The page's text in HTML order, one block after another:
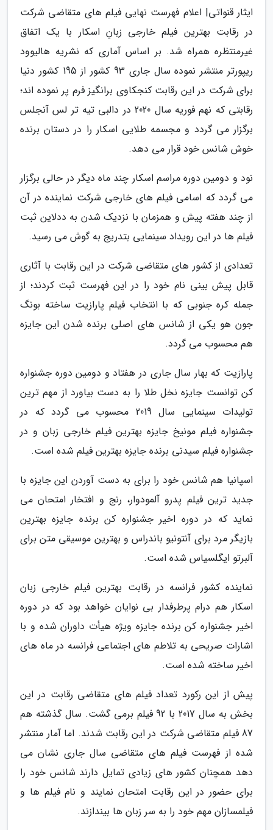
ایثار قنواتی| اعلام فهرست نهایی فیلم های متقاضی شرکت
در رقابت بهترین فیلم خارجی زبانِ اسکار با یک اتفاق
غیرمنتظره همراه شد. بر اساس آماری که نشریه هالیوود
ریپورتر منتشر نموده سال جاری 93 کشور از 195 کشور دنیا
برای شرکت در این رقابت کنجکاوی برانگیز فرم پر نموده اند؛
رقابتی که نهم فوریه سال 2020 در دالبی تیه تر لس آنجلس
برگزار می گردد و مجسمه طلایی اسکار را در دستان برنده
خوش شانس خود قرار می دهد.
نود و دومین دوره مراسم اسکار چند ماه دیگر در حالی برگزار
می گردد که اسامی فیلم های خارجی شرکت نماینده در آن
از چند هفته پیش و همزمان با نزدیک شدن به ددلاین ثبت
فیلم ها در این رویداد سینمایی بتدریج به گوش می رسید.
تعدادی از کشور های متقاضی شرکت در این رقابت با آثاری
قابل پیش بینی نام خود را در این فهرست ثبت کردند؛ از
جمله کره جنوبی که با انتخاب فیلم پارازیت ساخته بونگ
جون هو یکی از شانس های اصلی برنده شدن این جایزه
هم محسوب می گردد.
پارازیت که بهار سال جاری در هفتاد و دومین دوره جشنواره
کن توانست جایزه نخل طلا را به دست بیاورد از مهم ترین
تولیدات سینمایی سال 2019 محسوب می گردد که در
جشنواره فیلم مونیخ جایزه بهترین فیلم خارجی زبان و در
جشنواره فیلم سیدنی برنده جایزه بهترین فیلم شده است.
اسپانیا هم شانس خود را برای به دست آوردن این جایزه با
جدید ترین فیلم پدرو آلمودوار، رنج و افتخار امتحان می
نماید که در دوره اخیر جشنواره کن برنده جایزه بهترین
بازیگر مرد برای آنتونیو باندراس و بهترین موسیقی متن برای
آلبرتو ایگلسیاس شده است.
نماینده کشور فرانسه در رقابت بهترین فیلم خارجی زبان
اسکار هم درام پرطرفدار بی نوایان خواهد بود که در دوره
اخیر جشنواره کن برنده جایزه ویژه هیأت داوران شده و با
اشارات صریحی به تلاطم های اجتماعی فرانسه در ماه های
اخیر ساخته شده است.
پیش از این رکورد تعداد فیلم های متقاضی رقابت در این
بخش به سال 2017 با 92 فیلم برمی گشت. سال گذشته هم
87 فیلم متقاضی شرکت در این رقابت شدند. اما آمار منتشر
شده از فهرست فیلم های متقاضی سال جاری نشان می
دهد همچنان کشور های زیادی تمایل دارند شانس خود را
برای حضور در این رقابت امتحان نمایند و نام فیلم ها و
فیلمسازان مهم خود را به سر زبان ها بیندازند.